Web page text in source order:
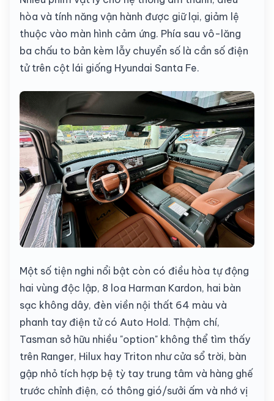
hòa và tính năng vận hành được giữ lại, giảm lệ
thuộc vào màn hình cảm ứng. Phía sau vô-lăng
ba chấu to bản kèm lẫy chuyển số là cần số điện
tử trên cột lái giống Hyundai Santa Fe.
Một số tiện nghi nổi bật còn có điều hòa tự động
hai vùng độc lập, 8 loa Harman Kardon, hai bàn
sạc không dây, đèn viền nội thất 64 màu và
phanh tay điện tử có Auto Hold. Thậm chí,
Tasman sở hữu nhiều "option" không thể tìm thấy
trên Ranger, Hilux hay Triton như cửa sổ trời, bàn
gập nhỏ tích hợp bệ tỳ tay trung tâm và hàng ghế
trước chỉnh điện, có thông gió/sưởi ấm và nhớ vị